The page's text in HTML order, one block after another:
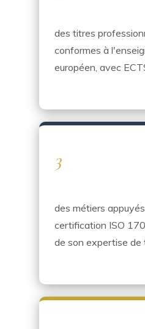
des titres
conformes à
européen, avec
3
des métiers
certification ISO
de son expertise de